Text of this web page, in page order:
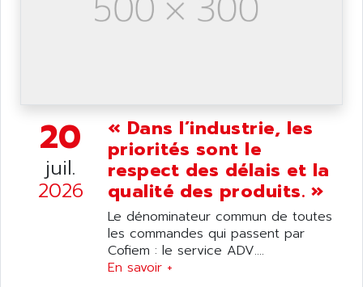
20
juil.
2026
« Dans l’industrie, les
priorités sont le
respect des délais et la
qualité des produits. »
Le dénominateur commun de toutes
les commandes qui passent par
Cofiem : le service ADV....
En savoir +